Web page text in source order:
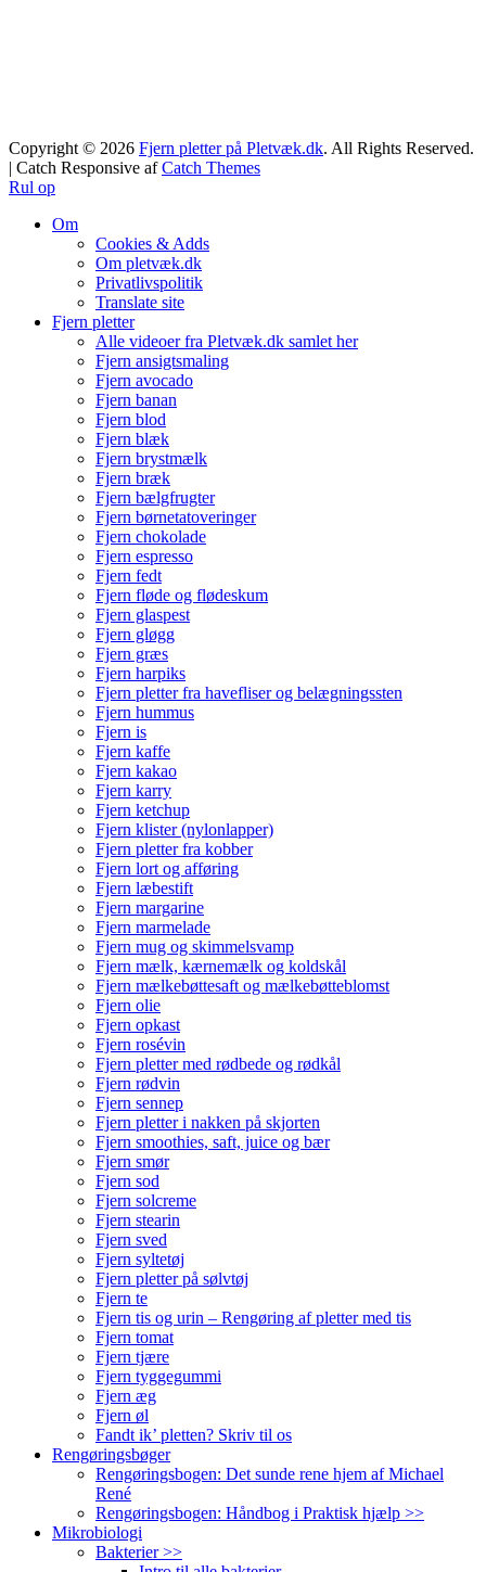
Copyright © 2026 Fjern pletter på Pletvæk.dk. All Rights Reserved.
| Catch Responsive afCatch Themes
Rul op
Om
Cookies & Adds
Om pletvæk.dk
Privatlivspolitik
Translate site
Fjern pletter
Alle videoer fra Pletvæk.dk samlet her
Fjern ansigtsmaling
Fjern avocado
Fjern banan
Fjern blod
Fjern blæk
Fjern brystmælk
Fjern bræk
Fjern bælgfrugter
Fjern børnetatoveringer
Fjern chokolade
Fjern espresso
Fjern fedt
Fjern fløde og flødeskum
Fjern glaspest
Fjern gløgg
Fjern græs
Fjern harpiks
Fjern pletter fra havefliser og belægningssten
Fjern hummus
Fjern is
Fjern kaffe
Fjern kakao
Fjern karry
Fjern ketchup
Fjern klister (nylonlapper)
Fjern pletter fra kobber
Fjern lort og afføring
Fjern læbestift
Fjern margarine
Fjern marmelade
Fjern mug og skimmelsvamp
Fjern mælk, kærnemælk og koldskål
Fjern mælkebøttesaft og mælkebøtteblomst
Fjern olie
Fjern opkast
Fjern rosévin
Fjern pletter med rødbede og rødkål
Fjern rødvin
Fjern sennep
Fjern pletter i nakken på skjorten
Fjern smoothies, saft, juice og bær
Fjern smør
Fjern sod
Fjern solcreme
Fjern stearin
Fjern sved
Fjern syltetøj
Fjern pletter på sølvtøj
Fjern te
Fjern tis og urin – Rengøring af pletter med tis
Fjern tomat
Fjern tjære
Fjern tyggegummi
Fjern æg
Fjern øl
Fandt ik’ pletten? Skriv til os
Rengøringsbøger
Rengøringsbogen: Det sunde rene hjem af Michael
René
Rengøringsbogen: Håndbog i Praktisk hjælp >>
Mikrobiologi
Bakterier >>